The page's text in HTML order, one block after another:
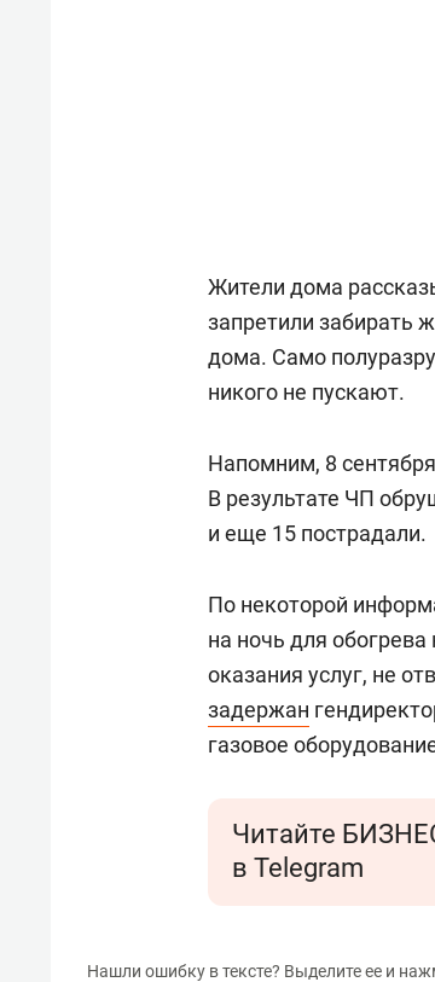
Жители дома
запретили забирать
дома. Само
никого не пускают.
Напомним, 8
В результате ЧП
и еще 15 пострадали.
По некоторой
на ночь для
оказания услуг, не
задержан
газовое
Читайте
в Telegram
Нашли ошибку в тексте? Выделите ее и